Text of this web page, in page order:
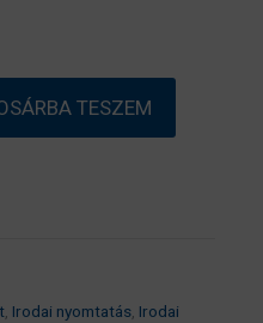
TESZEM
Irodai nyomtatás Irodai